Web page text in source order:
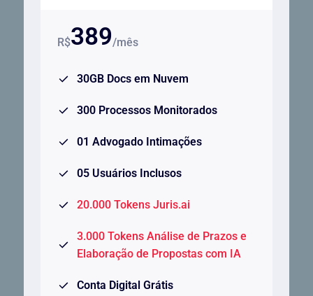
R$389/mês
30GB Docs em Nuvem
300 Processos Monitorados
01 Advogado Intimações
05 Usuários Inclusos
20.000 Tokens Juris.ai
3.000 Tokens Análise de Prazos e
Elaboração de Propostas com IA
Conta Digital Grátis